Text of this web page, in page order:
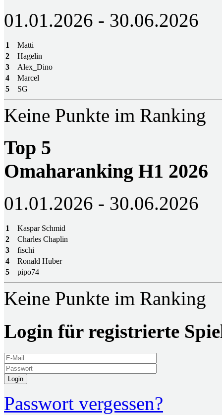
01.01.2026 - 30.06.2026
1
Matti
2
Hagelin
3
Alex_Dino
4
Marcel
5
SG
Keine Punkte im Ranking
Top 5
Omaharanking H1 2026
01.01.2026 - 30.06.2026
1
Kaspar Schmid
2
Charles Chaplin
3
fischi
4
Ronald Huber
5
pipo74
Keine Punkte im Ranking
Login für registrierte
Login
Passwort vergessen?